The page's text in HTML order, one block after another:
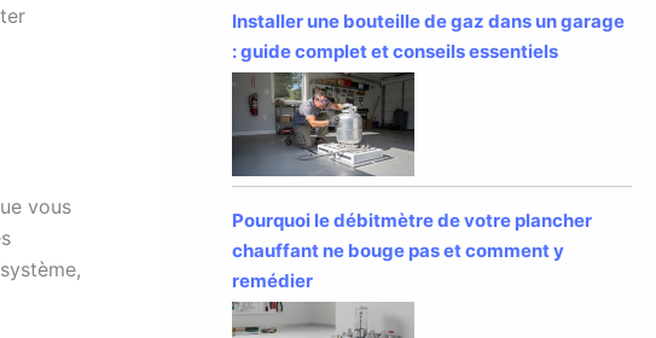
vous
Installer une bouteille de gaz dans un garage
: guide complet et conseils essentiels
Pourquoi le débitmètre de votre plancher
chauffant ne bouge pas et comment y
remédier